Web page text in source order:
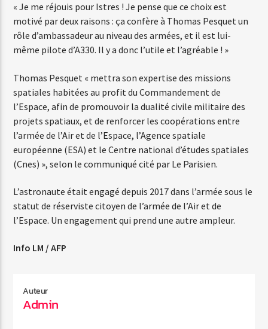
Web-Radio-Italia
« Je me réjouis pour Istres ! Je pense que ce choix est
motivé par deux raisons : ça confère à Thomas Pesquet un
rôle d’ambassadeur au niveau des armées, et il est lui-
même pilote d’A330. Il y a donc l’utile et l’agréable ! »
Thomas Pesquet « mettra son expertise des missions
spatiales habitées au profit du Commandement de
l’Espace, afin de promouvoir la dualité civile militaire des
projets spatiaux, et de renforcer les coopérations entre
l’armée de l’Air et de l’Espace, l’Agence spatiale
européenne (ESA) et le Centre national d’études spatiales
(Cnes) », selon le communiqué cité par Le Parisien.
L’astronaute était engagé depuis 2017 dans l’armée sous le
statut de réserviste citoyen de l’armée de l’Air et de
l’Espace. Un engagement qui prend une autre ampleur.
Info LM / AFP
Auteur
Admin